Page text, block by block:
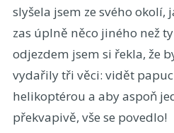
slyšela jsem ze svého okolí,
zas úplně něco jiného než
odjezdem jsem si řekla, že
vydařily tři věci: vidět
helikoptérou a aby aspoň
překvapivě, vše se povedlo!